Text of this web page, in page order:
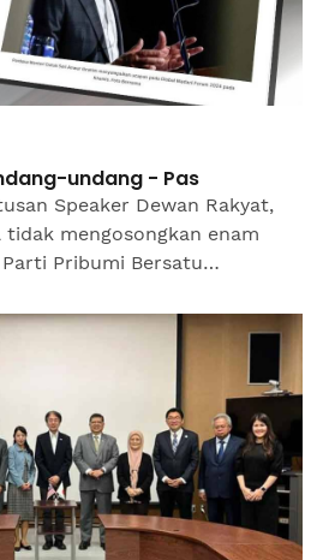
undang - Pas
Speaker Dewan Rakyat,
mengosongkan enam
Pribumi Bersatu